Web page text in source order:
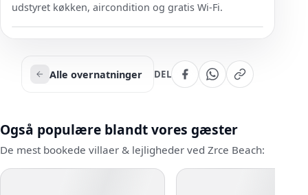
udstyret køkken, aircondition og gratis Wi-Fi.
Alle overnatninger DEL
Også populære blandt vores gæster
De mest bookede villaer & lejligheder ved Zrce Beach: